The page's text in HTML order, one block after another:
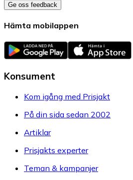
Ge oss feedback
Hämta mobilappen
Konsument
Kom igång med Prisjakt
På din sida sedan 2002
Artiklar
Prisjakts experter
Teman & kampanjer